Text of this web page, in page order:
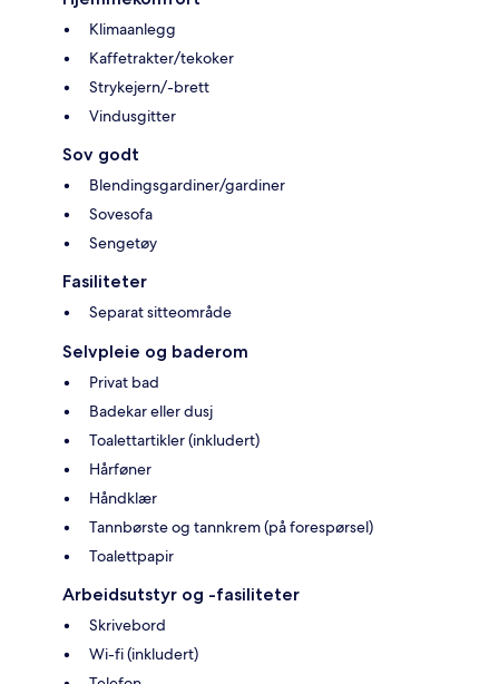
Klimaanlegg
Kaffetrakter/tekoker
Strykejern/-brett
Vindusgitter
Sov godt
Blendingsgardiner/gardiner
Sovesofa
Sengetøy
Fasiliteter
Separat sitteområde
Selvpleie og baderom
Privat bad
Badekar eller dusj
Toalettartikler (inkludert)
Hårføner
Håndklær
Tannbørste og tannkrem (på forespørsel)
Toalettpapir
Arbeidsutstyr og -fasiliteter
Skrivebord
Wi-fi (inkludert)